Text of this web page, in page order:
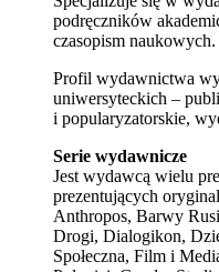
podręczników
czasopism naukowych.
Profil wydawnictwa
uniwersyteckich –
i popularyzatorskie,
Serie wydawnicze
Jest wydawcą wielu
prezentujących
Anthropos, Barwy
Drogi, Dialogikon,
Społeczna, Film i